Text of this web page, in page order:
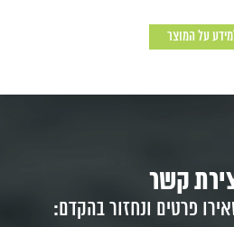
על המוצר
קשר
פרטים ונחזור בהקדם: